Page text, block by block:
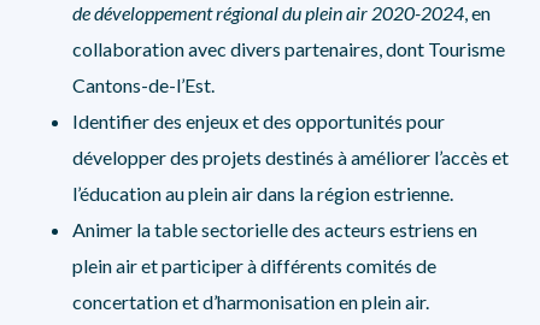
de développement régional du plein air 2020-2024, en
collaboration avec divers partenaires, dont Tourisme
Cantons-de-l’Est.
Identifier des enjeux et des opportunités pour
développer des projets destinés à améliorer l’accès et
l’éducation au plein air dans la région estrienne.
Animer la table sectorielle des acteurs estriens en
plein air et participer à différents comités de
concertation et d’harmonisation en plein air.